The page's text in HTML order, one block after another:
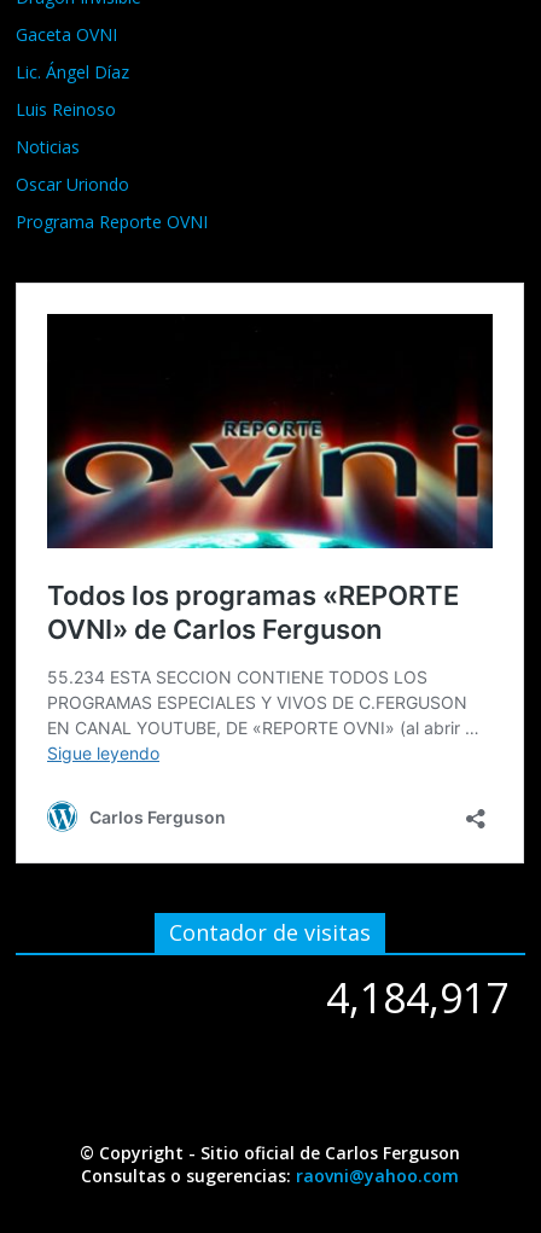
Gaceta OVNI
Lic. Ángel Díaz
Luis Reinoso
Noticias
Oscar Uriondo
Programa Reporte OVNI
Contador de visitas
4,184,917
© Copyright - Sitio oficial de Carlos Ferguson
Consultas o sugerencias: raovni@yahoo.com